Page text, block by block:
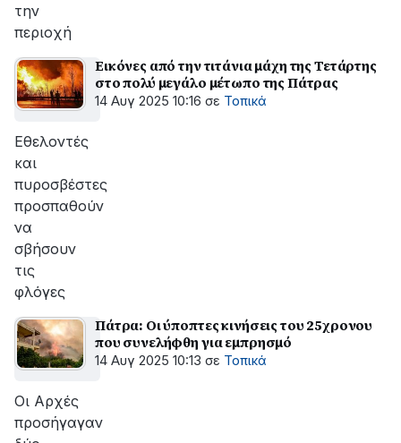
την
περιοχή
Εικόνες από την τιτάνια μάχη της Τετάρτης
στο πολύ μεγάλο μέτωπο της Πάτρας
14 Αυγ 2025 10:16 σε Τοπικά
Εθελοντές
και
πυροσβέστες
προσπαθούν
να
σβήσουν
τις
φλόγες
Πάτρα: Οι ύποπτες κινήσεις του 25χρονου
που συνελήφθη για εμπρησμό
14 Αυγ 2025 10:13 σε Τοπικά
Οι Αρχές
προσήγαγαν